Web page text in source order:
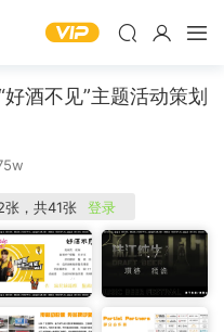
酒不见”主题活动策划
张，共41张 登录